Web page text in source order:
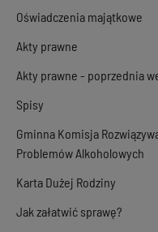
Oświadczenia majątkowe
Akty prawne
Akty prawne - poprzednia
Spisy
Gminna Komisja
Problemów Alkoholowych
Karta Dużej Rodziny
Jak załatwić sprawę?